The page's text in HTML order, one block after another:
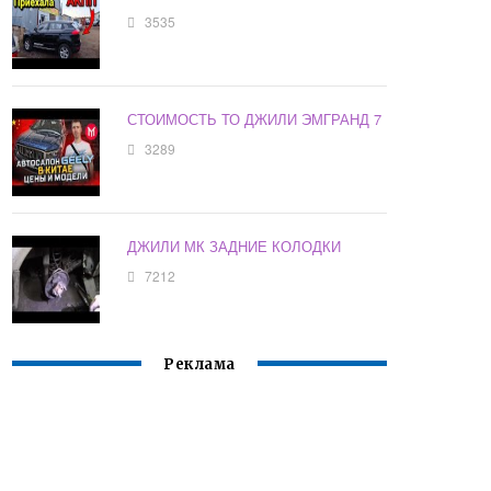
3535
СТОИМОСТЬ ТО ДЖИЛИ ЭМГРАНД 7
3289
ДЖИЛИ МК ЗАДНИЕ КОЛОДКИ
7212
Реклама